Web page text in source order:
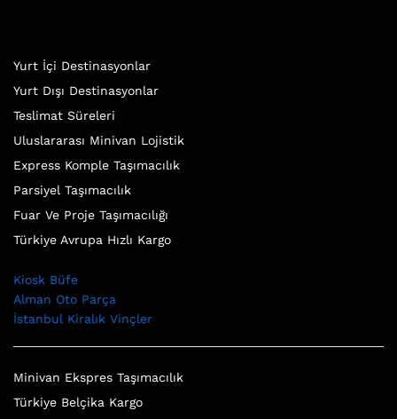
Yurt İçi Destinasyonlar
Yurt Dışı Destinasyonlar
Teslimat Süreleri
Uluslararası Minivan Lojistik
Express Komple Taşımacılık
Parsiyel Taşımacılık
Fuar Ve Proje Taşımacılığı
Türkiye Avrupa Hızlı Kargo
Kiosk Büfe
Alman Oto Parça
İstanbul Kiralık Vinçler
Minivan Ekspres Taşımacılık
Türkiye Belçika Kargo